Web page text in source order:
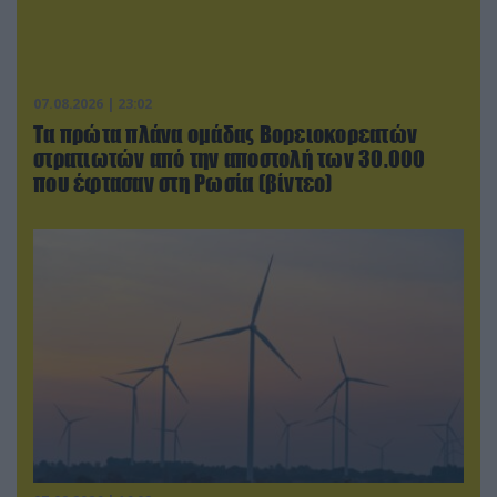
07.08.2026 | 23:02
Τα πρώτα πλάνα ομάδας Βορειοκορεατών
στρατιωτών από την αποστολή των 30.000
που έφτασαν στη Ρωσία (βίντεο)